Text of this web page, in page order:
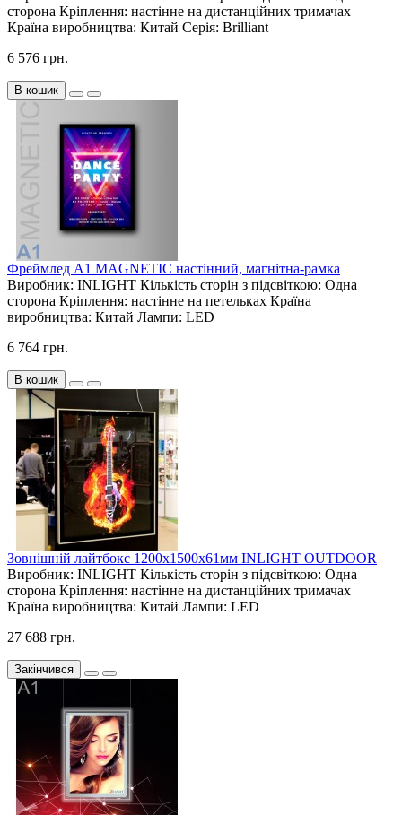
сторона Кріплення: настінне на дистанційних тримачах
Країна виробництва: Китай Серія: Brilliant
6 576 грн.
В кошик
Фреймлед А1 MAGNETIC настінний, магнітна-рамка
Виробник: INLIGHT Кількість сторін з підсвіткою: Одна
сторона Кріплення: настінне на петельках Країна
виробництва: Китай Лампи: LED
6 764 грн.
В кошик
Зовнішній лайтбокс 1200х1500х61мм INLIGHT OUTDOOR
Виробник: INLIGHT Кількість сторін з підсвіткою: Одна
сторона Кріплення: настінне на дистанційних тримачах
Країна виробництва: Китай Лампи: LED
27 688 грн.
Закінчився